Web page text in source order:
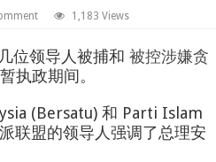
1,183 Views
位领导人被捕和 被控涉嫌贪
执政期间。
(Bersatu) 和 Parti Islam
联盟的领导人强调了总理安